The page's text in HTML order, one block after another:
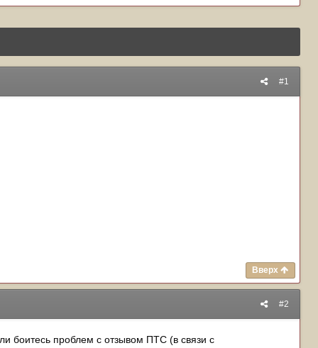
#1
Вверх
#2
боитесь проблем с отзывом ПТС (в связи с